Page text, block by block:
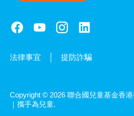
法律事宜 提防詐騙
Copyright © 2026 聯合國兒童基金香
｜攜手為兒童.